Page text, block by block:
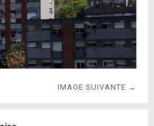
IMAGE SUIVANTE →